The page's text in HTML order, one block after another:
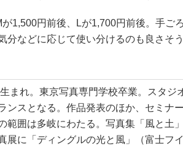
1,500円前後、Lが1,700円前後。手ご
分などに応じて使い分けるのも良さそう
まれ。東京写真専門学校卒業。スタジ
ンスとなる。作品発表のほか、セミナ
範囲は多岐にわたる。写真集「風と土
展に「ディングルの光と風」（富士フ